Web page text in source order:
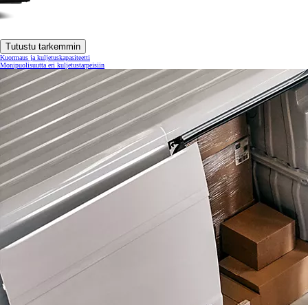
Tutustu tarkemmin
Kuormaus ja kuljetuskapasiteetti
Monipuolisuutta eri kuljetustarpeisiin